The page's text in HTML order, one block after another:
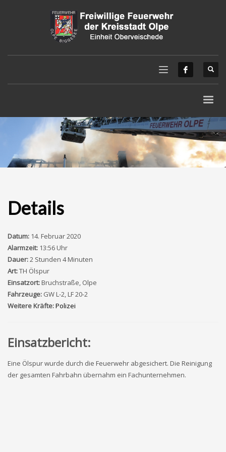
Details
Datum: 14. Februar 2020
Alarmzeit: 13:56 Uhr
Dauer:2 Stunden 4 Minuten
Art:TH Ölspur
Einsatzort:Bruchstraße, Olpe
Fahrzeuge: GW L-2, LF 20-2
Weitere Kräfte:Polizei
Einsatzbericht:
Eine Ölspur wurde durch die Feuerwehr abgesichert. Die Reinigung
der gesamten Fahrbahn übernahm ein Fachunternehmen.